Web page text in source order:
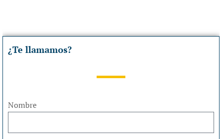
¿Te llamamos?
Nombre